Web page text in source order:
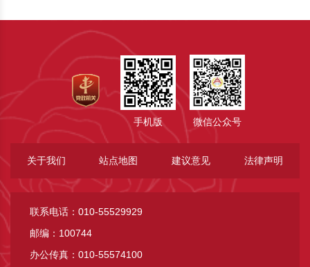
手机版 微信公众号
关于我们 站点地图 建议意见 法律声明
联系电话：010-55529929
邮编：100744
办公传真：010-55574100